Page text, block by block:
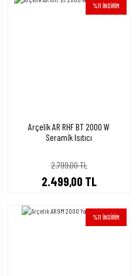
%11 İNDİRİM
Arçelik AR RHF BT 2000 W
Seramik Isıtıcı
2.799,00 TL
2.499,00 TL
%11 İNDİRİM